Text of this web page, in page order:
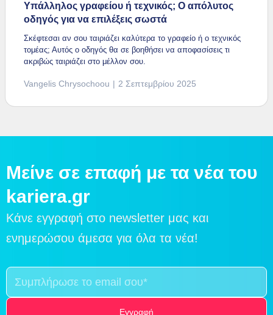
Υπάλληλος γραφείου ή τεχνικός; Ο απόλυτος
οδηγός για να επιλέξεις σωστά
Σκέφτεσαι αν σου ταιριάζει καλύτερα το γραφείο ή ο τεχνικός
τομέας; Αυτός ο οδηγός θα σε βοηθήσει να αποφασίσεις τι
ακριβώς ταιριάζει στο μέλλον σου.
Vangelis Chrysochoou 2 Σεπτεμβρίου 2025
Μείνε σε επαφή με τα νέα του
kariera.gr​
Κάνε εγγραφή στο newsletter μας και
ενημερώσου άμεσα για όλα τα νέα!​
Εγγραφή